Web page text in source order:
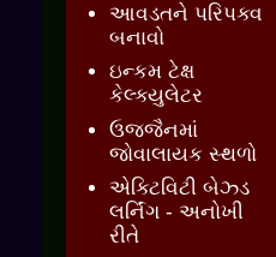
આવડતને પરિપક્વ
બનાવો
ઇન્કમ ટેક્ષ
કેલ્ક્યુલેટર
ઉજ્જૈનમાં
જોવાલાયક સ્થળો
એક્ટિવિટી બેઝ્ડ
લર્નિંગ - અનોખી
રીતે